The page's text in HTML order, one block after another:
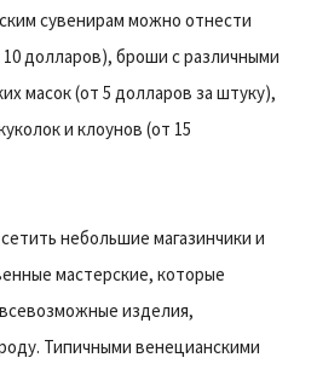
сувенирам можно отнести
долларов), броши с различными
масок (от 5 долларов за штуку),
и клоунов (от 15
небольшие магазинчики и
мастерские, которые
изделия,
Типичными венецианскими